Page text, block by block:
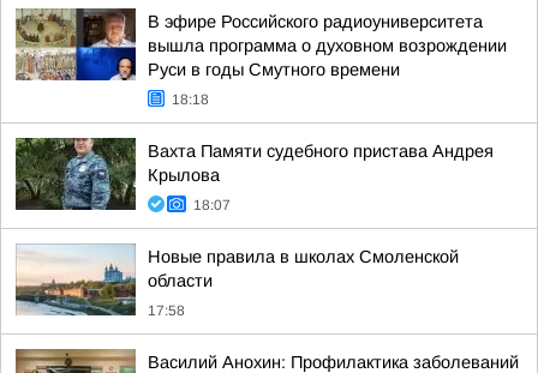
В эфире Российского радиоуниверситета
вышла программа о духовном возрождении
Руси в годы Смутного времени
18:18
Вахта Памяти судебного пристава Андрея
Крылова
18:07
Новые правила в школах Смоленской
области
17:58
Василий Анохин: Профилактика заболеваний